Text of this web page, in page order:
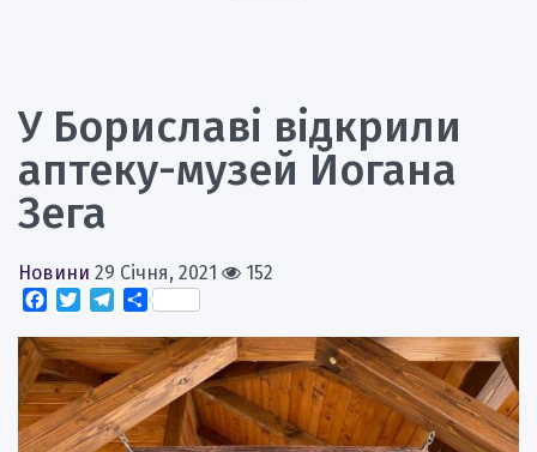
У Бориславі відкрили
аптеку-музей Йогана
Зега
Новини 29 Січня, 2021
152
Facebook
TwitterTelegram
Поділитися